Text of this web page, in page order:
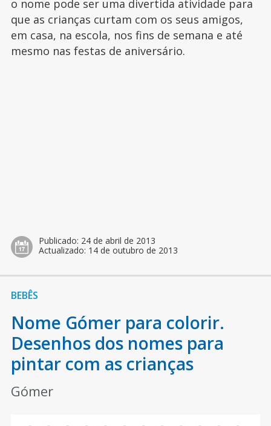
o nome pode ser uma divertida atividade para
que as crianças curtam com os seus amigos,
em casa, na escola, nos fins de semana e até
mesmo nas festas de aniversário.
Publicado: 24 de abril de 2013
Actualizado: 14 de outubro de 2013
BEBÊS
Nome Gómer para colorir.
Desenhos dos nomes para
pintar com as crianças
Gómer